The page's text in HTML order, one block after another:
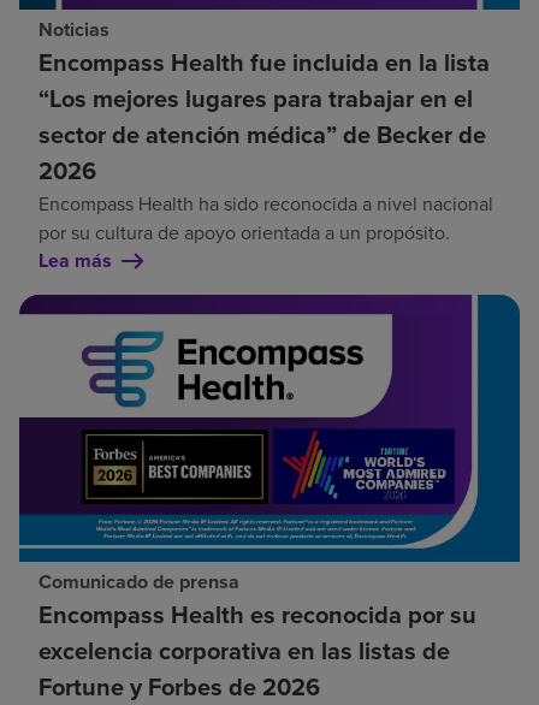
Noticias
Encompass Health fue incluida en la lista
“Los mejores lugares para trabajar en el
sector de atención médica” de Becker de
2026
Encompass Health ha sido reconocida a nivel nacional
por su cultura de apoyo orientada a un propósito.
Lea más
Comunicado de prensa
Encompass Health es reconocida por su
excelencia corporativa en las listas de
Fortune y Forbes de 2026